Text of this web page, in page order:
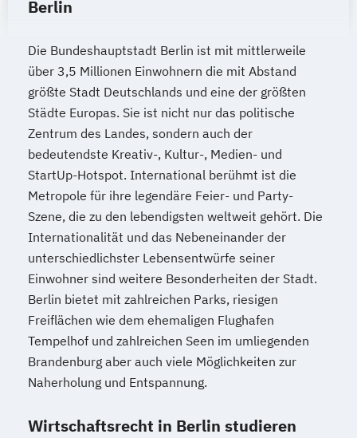
Berlin
Die Bundeshauptstadt Berlin ist mit mittlerweile
über 3,5 Millionen Einwohnern die mit Abstand
größte Stadt Deutschlands und eine der größten
Städte Europas. Sie ist nicht nur das politische
Zentrum des Landes, sondern auch der
bedeutendste Kreativ-, Kultur-, Medien- und
StartUp-Hotspot. International berühmt ist die
Metropole für ihre legendäre Feier- und Party-
Szene, die zu den lebendigsten weltweit gehört. Die
Internationalität und das Nebeneinander der
unterschiedlichster Lebensentwürfe seiner
Einwohner sind weitere Besonderheiten der Stadt.
Berlin bietet mit zahlreichen Parks, riesigen
Freiflächen wie dem ehemaligen Flughafen
Tempelhof und zahlreichen Seen im umliegenden
Brandenburg aber auch viele Möglichkeiten zur
Naherholung und Entspannung.
Wirtschaftsrecht in Berlin studieren